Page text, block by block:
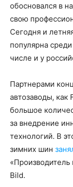
обосновался в
свою
Сегодня и
популярна
числе и у
Партнерами
автозаводы, как
большое
за внедрение
технологий. В
зимних шин
Bild.